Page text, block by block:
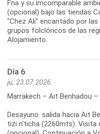
Fna y su imcomparable
(opcional) bajo las tiendas
"Chez Ali" encantado por
grupos folclóricos de las
Alojamiento.
Día 6
ju, 23.07.2026
Marrakech – Ait Benhadou –
Desayuno. salida hacia Ait
tizi n'ticha (2260mts). Visita